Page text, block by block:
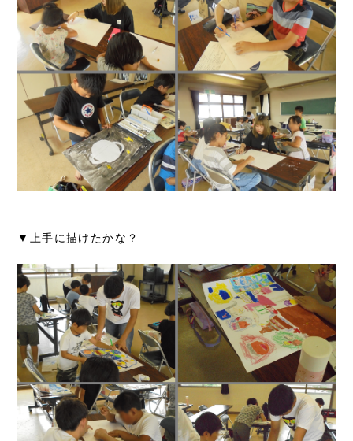
▼上手に描けたかな？